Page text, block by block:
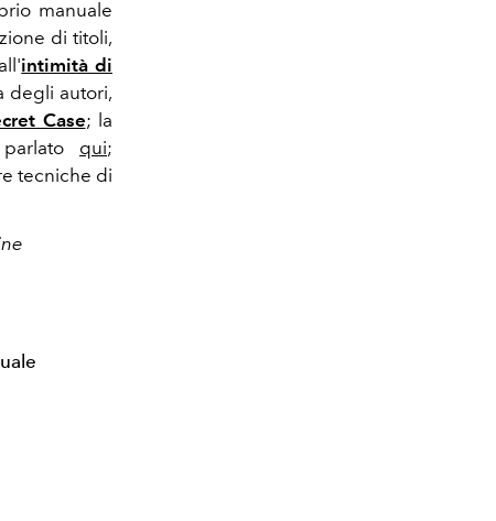
manuale
di titoli,
intimità di
degli autori,
Case; la
qui;
tecniche di